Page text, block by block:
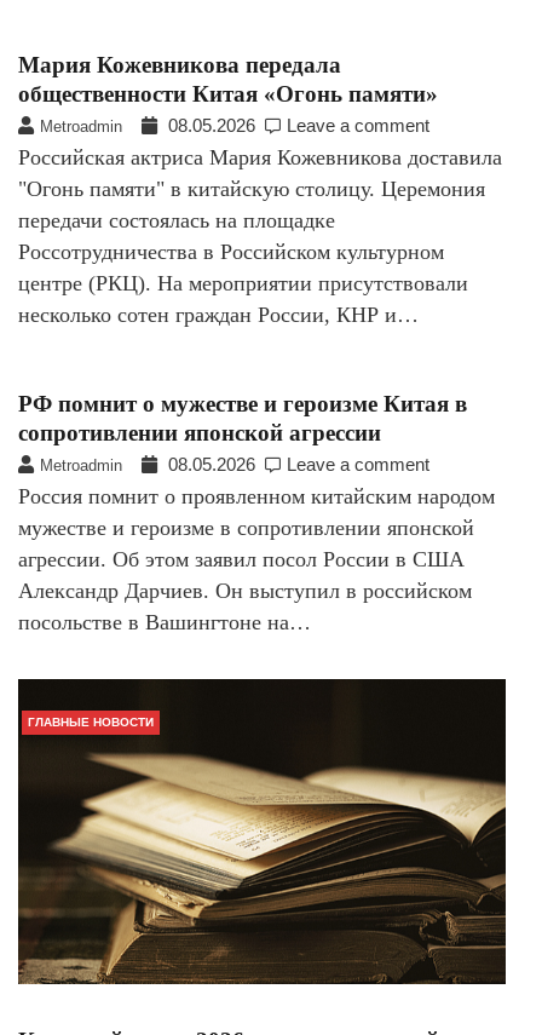
Мария Кожевникова передала
общественности Китая «Огонь памяти»
Metroadmin 08.05.2026 Leave a comment
Российская актриса Мария Кожевникова доставила
"Огонь памяти" в китайскую столицу. Церемония
передачи состоялась на площадке
Россотрудничества в Российском культурном
центре (РКЦ). На мероприятии присутствовали
несколько сотен граждан России, КНР и…
РФ помнит о мужестве и героизме Китая в
сопротивлении японской агрессии
Metroadmin 08.05.2026 Leave a comment
Россия помнит о проявленном китайским народом
мужестве и героизме в сопротивлении японской
агрессии. Об этом заявил посол России в США
Александр Дарчиев. Он выступил в российском
посольстве в Вашингтоне на…
ГЛАВНЫЕ НОВОСТИ